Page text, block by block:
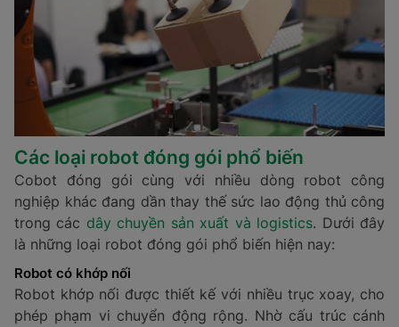
Các loại robot đóng gói phổ biến
Cobot đóng gói cùng với nhiều dòng robot công
nghiệp khác đang dần thay thế sức lao động thủ công
trong các dây chuyền sản xuất và logistics. Dưới đây
là những loại robot đóng gói phổ biến hiện nay:
Robot có khớp nối
Robot khớp nối được thiết kế với nhiều trục xoay, cho
phép phạm vi chuyển động rộng. Nhờ cấu trúc cánh